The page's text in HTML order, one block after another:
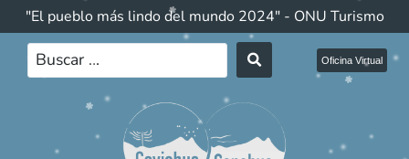
"El pueblo más lindo del mundo 2024" - ONU Turismo
Oficina Virtual